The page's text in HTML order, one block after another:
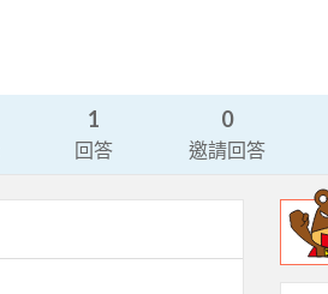
1
回答
0
邀請回答